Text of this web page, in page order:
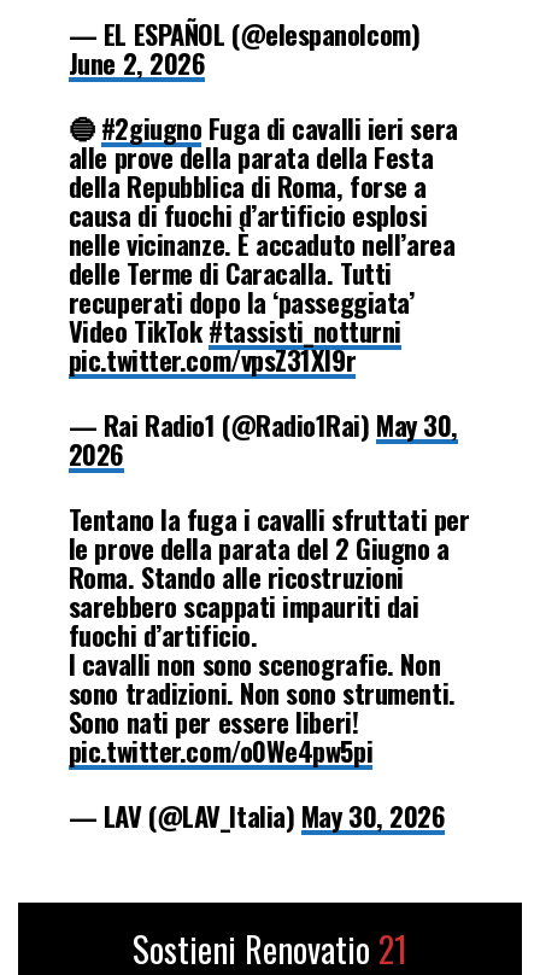
— EL ESPAÑOL (@elespanolcom)
June 2, 2026
🔵#2giugno Fuga di cavalli ieri sera
alle prove della parata della Festa
della Repubblica di Roma, forse a
causa di fuochi d’artificio esplosi
nelle vicinanze. È accaduto nell’area
delle Terme di Caracalla. Tutti
recuperati dopo la ‘passeggiata’
Video TikTok#tassisti_notturni
pic.twitter.com/vpsZ31XI9r
— Rai Radio1 (@Radio1Rai) May 30,
2026
Tentano la fuga i cavalli sfruttati per
le prove della parata del 2 Giugno a
Roma. Stando alle ricostruzioni
sarebbero scappati impauriti dai
fuochi d’artificio.
I cavalli non sono scenografie. Non
sono tradizioni. Non sono strumenti.
Sono nati per essere liberi!
pic.twitter.com/o0We4pw5pi
— LAV (@LAV_Italia) May 30, 2026
Sostieni Renovatio 21